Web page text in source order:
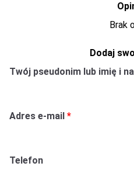
Brak
Dodaj
Twój pseudonim lub imię i
Adres e-mail
Telefon